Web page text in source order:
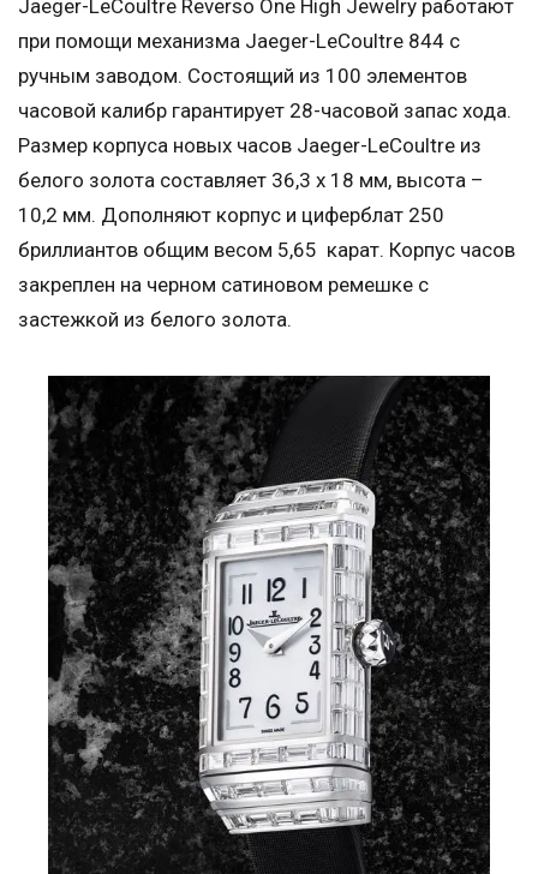
Jaeger-LeCoultre Reverso One High Jewelry работают
при помощи механизма Jaeger-LeCoultre 844 с
ручным заводом. Состоящий из 100 элементов
часовой калибр гарантирует 28-часовой запас хода.
Размер корпуса новых часов Jaeger-LeCoultre из
белого золота составляет 36,3 x 18 мм, высота –
10,2 мм. Дополняют корпус и циферблат 250
бриллиантов общим весом 5,65 карат. Корпус часов
закреплен на черном сатиновом ремешке с
застежкой из белого золота.